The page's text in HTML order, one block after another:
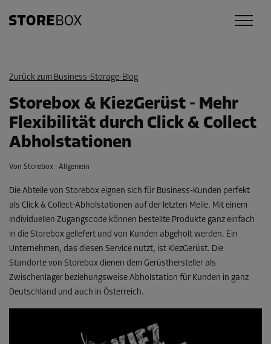
Zurück zum Business-Storage-Blog
Storebox & KiezGerüst - Mehr
Flexibilität durch Click & Collect
Abholstationen
Von Storebox · Allgemein
Die Abteile von Storebox eignen sich für Business-Kunden perfekt
als Click & Collect-Abholstationen auf der letzten Meile. Mit einem
individuellen Zugangscode können bestellte Produkte ganz einfach
in die Storebox geliefert und von Kunden abgeholt werden. Ein
Unternehmen, das diesen Service nutzt, ist KiezGerüst. Die
Standorte von Storebox dienen dem Gerüsthersteller als
Zwischenlager beziehungsweise Abholstation für Kunden in ganz
Deutschland und auch in Österreich.